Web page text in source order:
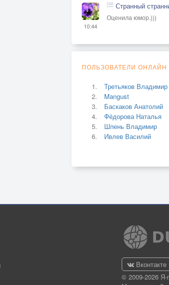
10:44
Странный
Оценила юмор.)))
ПОЛЬЗОВАТЕЛИ ОНЛАЙН
Третьяков Владимир
Mangust
Баскаков Анатолий
Фёдорова Наталья
Шпень Владимир
Ивлев Василий
Вконтакте
© 2009-2026 Я-